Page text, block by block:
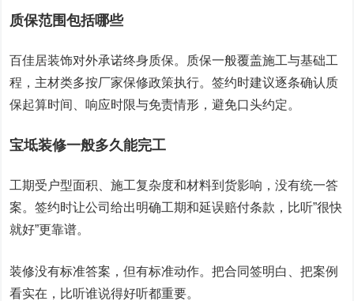
质保范围包括哪些
百佳居装饰对外承诺终身质保。质保一般覆盖施工与基础工
程，主材类多按厂家保修政策执行。签约时建议逐条确认质
保起算时间、响应时限与免责情形，避免口头约定。
宝坻装修一般多久能完工
工期受户型面积、施工复杂度和材料到货影响，没有统一答
案。签约时让公司给出明确工期和延误赔付条款，比听”很快
就好”更靠谱。
装修没有标准答案，但有标准动作。把合同签明白、把案例
看实在，比听谁说得好听都重要。